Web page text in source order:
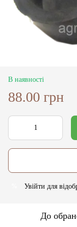
В наявності
88.00 грн
Увійти для
До